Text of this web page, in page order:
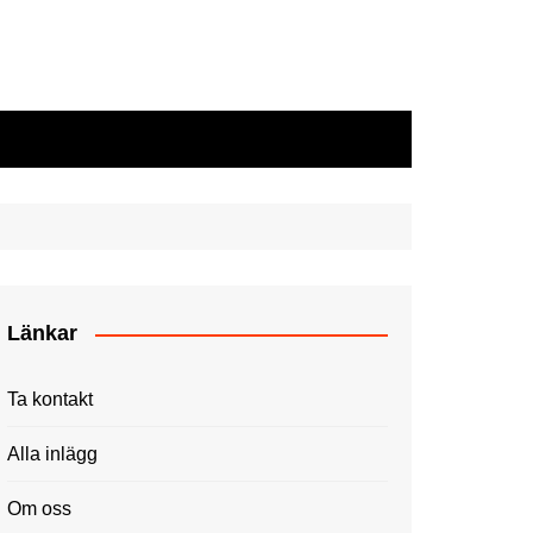
Länkar
Ta kontakt
Alla inlägg
Om oss